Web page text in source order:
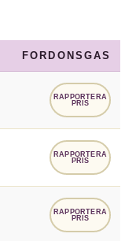
FORDONSGAS
RAPPORTERA
PRIS
RAPPORTERA
PRIS
RAPPORTERA
PRIS